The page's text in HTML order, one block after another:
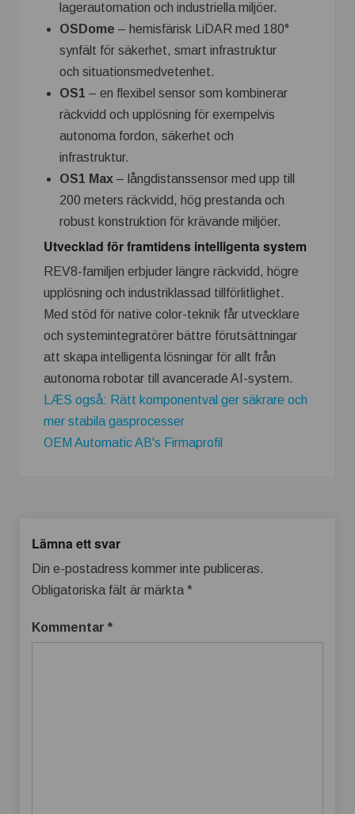
lagerautomation och industriella miljöer.
OSDome – hemisfärisk LiDAR med 180°
synfält för säkerhet, smart infrastruktur
och situationsmedvetenhet.
OS1 – en flexibel sensor som kombinerar
räckvidd och upplösning för exempelvis
autonoma fordon, säkerhet och
infrastruktur.
OS1 Max – långdistanssensor med upp till
200 meters räckvidd, hög prestanda och
robust konstruktion för krävande miljöer.
Utvecklad för framtidens intelligenta system
REV8-familjen erbjuder längre räckvidd, högre
upplösning och industriklassad tillförlitlighet.
Med stöd för native color-teknik får utvecklare
och systemintegratörer bättre förutsättningar
att skapa intelligenta lösningar för allt från
autonoma robotar till avancerade AI-system.
LÆS også: Rätt komponentval ger säkrare och
mer stabila gasprocesser
OEM Automatic AB's Firmaprofil
Lämna ett svar
Din e-postadress kommer inte publiceras.
Obligatoriska fält är märkta *
Kommentar *